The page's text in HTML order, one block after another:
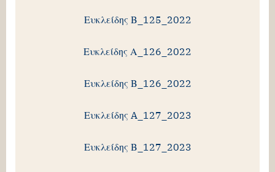
Ευκλείδης Β_125_2022
Ευκλείδης Α_126_2022
Ευκλείδης Β_126_2022
Ευκλείδης A_127_2023
Ευκλείδης Β_127_2023